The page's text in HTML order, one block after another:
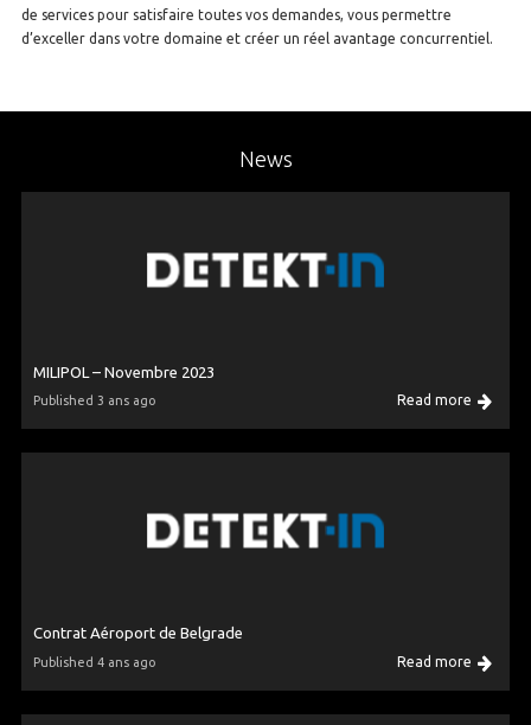
de services pour satisfaire toutes vos demandes, vous permettre
d’exceller dans votre domaine et créer un réel avantage concurrentiel.
News
MILIPOL – Novembre 2023
Published 3 ans ago Read more
Contrat Aéroport de Belgrade
Published 4 ans ago Read more